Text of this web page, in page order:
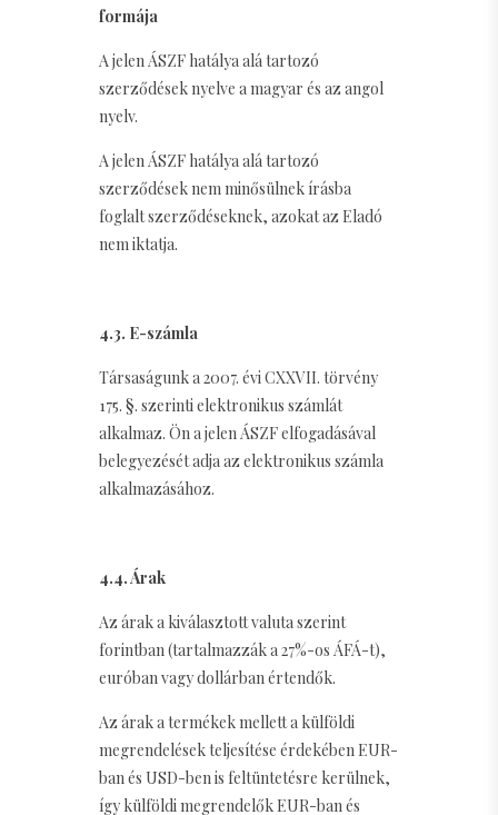
formája
A jelen ÁSZF hatálya alá tartozó
szerződések nyelve a magyar és az angol
nyelv.
A jelen ÁSZF hatálya alá tartozó
szerződések nem minősülnek írásba
foglalt szerződéseknek, azokat az Eladó
nem iktatja.
4.3. E-számla
Társaságunk a 2007. évi CXXVII. törvény
175. §. szerinti elektronikus számlát
alkalmaz. Ön a jelen ÁSZF elfogadásával
belegyezését adja az elektronikus számla
alkalmazásához.
4.4. Árak
Az árak a kiválasztott valuta szerint
forintban (tartalmazzák a 27%-os ÁFÁ-t),
euróban vagy dollárban értendők.
Az árak a termékek mellett a külföldi
megrendelések teljesítése érdekében EUR-
ban és USD-ben is feltüntetésre kerülnek,
így külföldi megrendelők EUR-ban és